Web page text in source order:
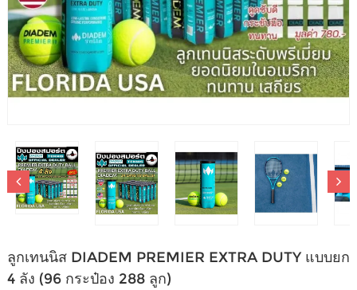
ลูกเทนนิส DIADEM PREMIER EXTRA DUTY แบบยก
4 ลัง (96 กระป๋อง 288 ลูก)